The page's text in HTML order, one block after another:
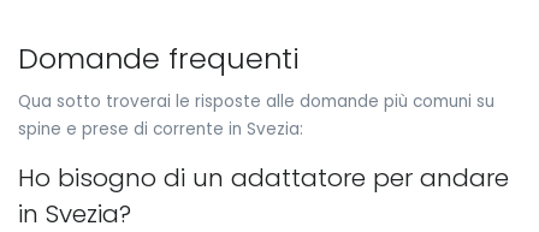
Domande frequenti
Qua sotto troverai le risposte alle domande più comuni su
spine e prese di corrente in Svezia:
Ho bisogno di un adattatore per andare
in Svezia?